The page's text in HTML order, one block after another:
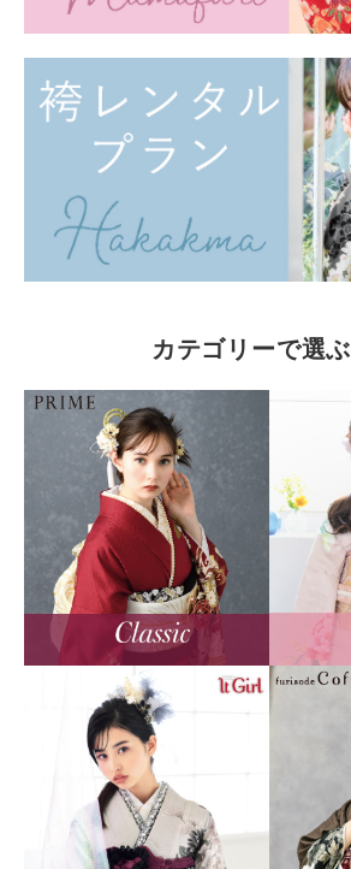
カテゴリーで選ぶ